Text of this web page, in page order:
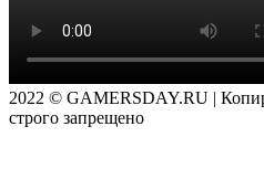
2022 © GAMERSDAY.RU |
строго запрещено